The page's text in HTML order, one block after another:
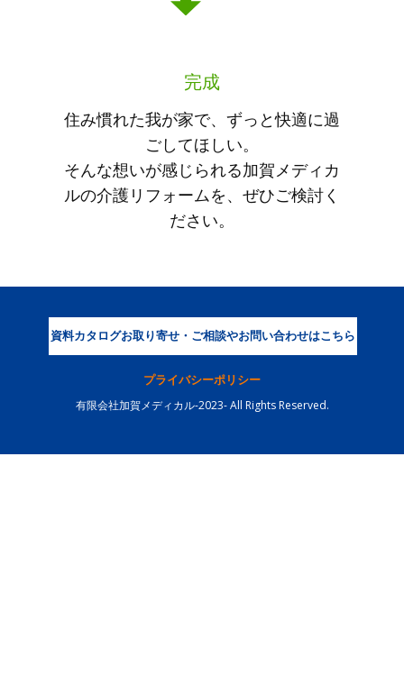
完成
住み慣れた我が家で、ずっと快適に過
ごしてほしい。
そんな想いが感じられる加賀メディカ
ルの介護リフォームを、ぜひご検討く
ださい。
資料カタログお取り寄せ・ご相談やお問い合わせはこちら
プライバシーポリシー
有限会社加賀メディカル-2023- All Rights Reserved.